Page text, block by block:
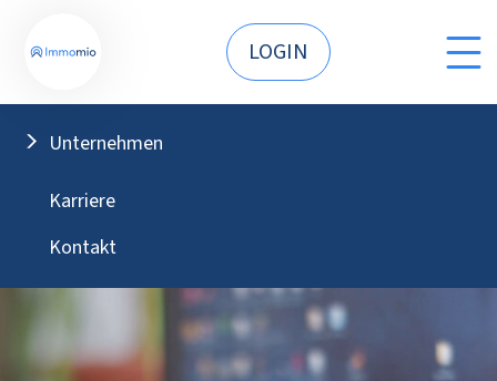
Unternehmen
Karriere
Kontakt
LOGIN